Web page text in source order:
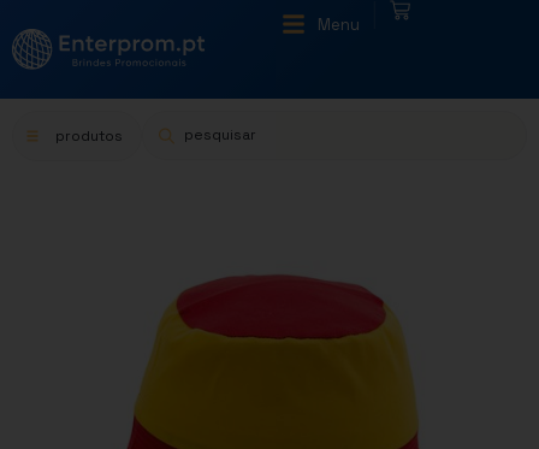
Menu
produtos